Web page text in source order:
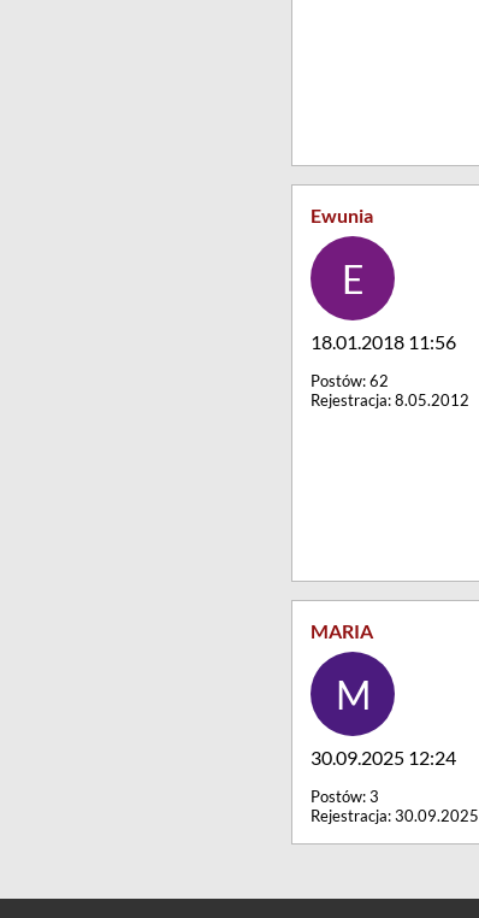
Ewunia
18.01.2018 11:56
Postów: 62
Rejestracja: 8.05.2012
MARIA
30.09.2025 12:24
Postów: 3
Rejestracja: 30.09.2025